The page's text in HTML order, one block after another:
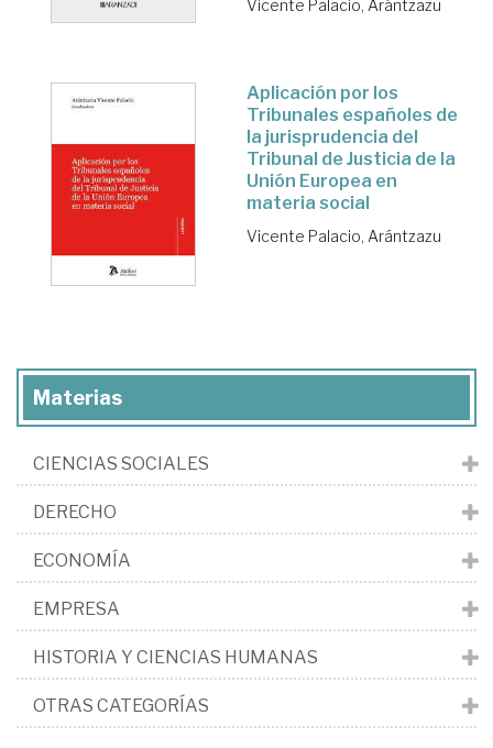
Vicente Palacio, Arántzazu
Aplicación por los
Tribunales españoles de
la jurisprudencia del
Tribunal de Justicia de la
Unión Europea en
materia social
Vicente Palacio, Arántzazu
Materias
CIENCIAS SOCIALES
DERECHO
ECONOMÍA
EMPRESA
HISTORIA Y CIENCIAS HUMANAS
OTRAS CATEGORÍAS